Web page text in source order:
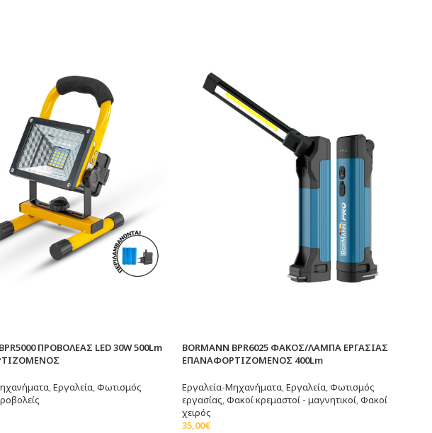
ΠΡΟΒΟΛΕΑΣ LED 30W 500Lm
,Εργαλεία,Φωτισμός
BORMANN BPR6025 ΦΑΚΟΣ/ΛΑΜΠΑ ΕΡΓΑΣΙΑΣ
ΕΠΑΝΑΦΟΡΤΙΖΟΜΕΝΟΣ 400Lm
Εργαλεία-Μηχανήματα,Εργαλεία,Φωτισμός
εργασίας,Φακοί κρεμαστοί - μαγνητικοί,Φακοί
χειρός
35,00€